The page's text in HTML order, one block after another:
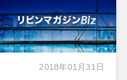
2018年01月31日